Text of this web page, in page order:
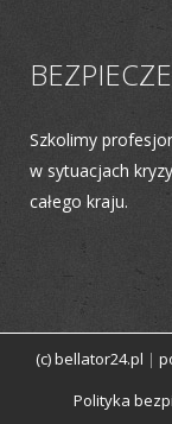
Szkolimy
w sytuacjach
całego kraju.
(c) bellator24.pl |
Polityka